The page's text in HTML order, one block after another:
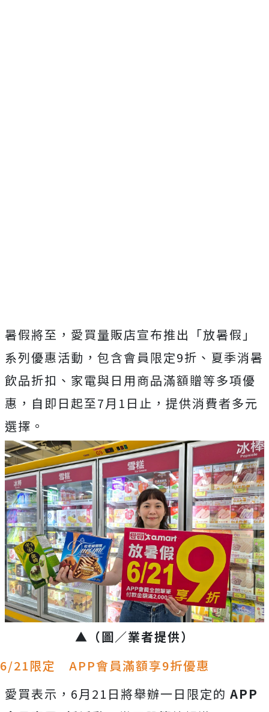
暑假將至，愛買量販店宣布推出「放暑假」
系列優惠活動，包含會員限定9折、夏季消暑
飲品折扣、家電與日用商品滿額贈等多項優
惠，自即日起至7月1日止，提供消費者多元
選擇。
▲（圖／業者提供）
6/21限定 APP會員滿額享9折優惠
愛買表示，6月21日將舉辦一日限定的 APP